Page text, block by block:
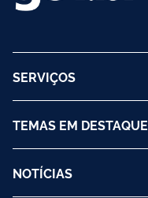
SERVIÇOS
TEMAS EM DESTAQUE
NOTÍCIAS